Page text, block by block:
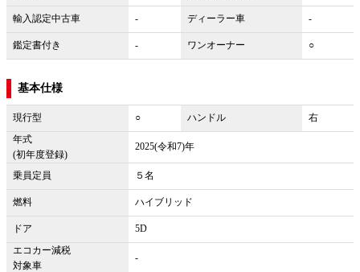
輸入認定中古車 - ディーラー車 -
鑑定書付き - ワンオーナー ○
基本仕様
現行型 ○ ハンドル
右
年式
(初年度登録)
2025(令和7)年
乗員定員 ５名
燃料 ハイブリッド
ドア
5D
エコカー減税
対象車
-